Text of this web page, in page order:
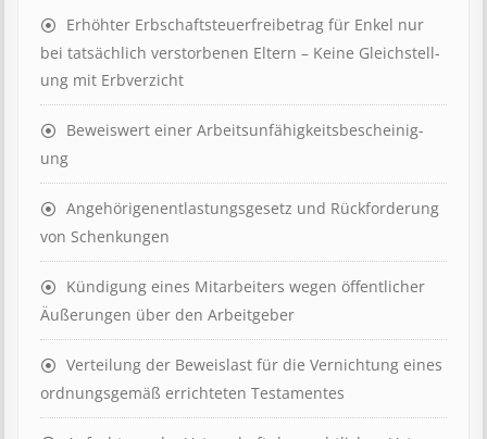
Erhöhter Erb­schaft­steuer­frei­be­trag für Enkel nur
bei tat­säch­lich ver­storb­en­en Eltern – Keine Gleich­stell­
ung mit Erb­verzicht
Beweis­wert einer Arbeits­un­fähig­keits­be­scheinig­
ung
Angehörigenent­lastungs­ge­setz und Rück­ford­er­ung
von Schenk­ung­en
Kündigung eines Mit­ar­beit­ers wegen öffent­lich­er
Äuß­er­ung­en über den Ar­beit­geber
Ver­teil­ung der Be­weis­last für die Ver­nicht­ung eines
ord­nungs­ge­mäß er­richt­et­en Test­ament­es